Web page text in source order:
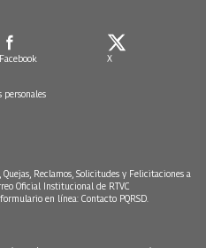
Facebook X
Reclamos, Solicitudes y Felicitaciones a
Oficial Institucional de RTVC
en línea: Contacto PQRSD.